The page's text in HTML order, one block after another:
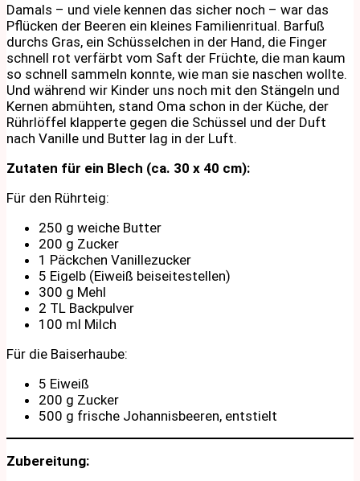
Damals – und viele kennen das sicher noch – war das
Pflücken der Beeren ein kleines Familienritual. Barfuß
durchs Gras, ein Schüsselchen in der Hand, die Finger
schnell rot verfärbt vom Saft der Früchte, die man kaum
so schnell sammeln konnte, wie man sie naschen wollte.
Und während wir Kinder uns noch mit den Stängeln und
Kernen abmühten, stand Oma schon in der Küche, der
Rührlöffel klapperte gegen die Schüssel und der Duft
nach Vanille und Butter lag in der Luft.
Zutaten für ein Blech (ca. 30 x 40 cm):
Für den Rührteig:
250 g weiche Butter
200 g Zucker
1 Päckchen Vanillezucker
5 Eigelb (Eiweiß beiseitestellen)
300 g Mehl
2 TL Backpulver
100 ml Milch
Für die Baiserhaube:
5 Eiweiß
200 g Zucker
500 g frische Johannisbeeren, entstielt
Zubereitung: